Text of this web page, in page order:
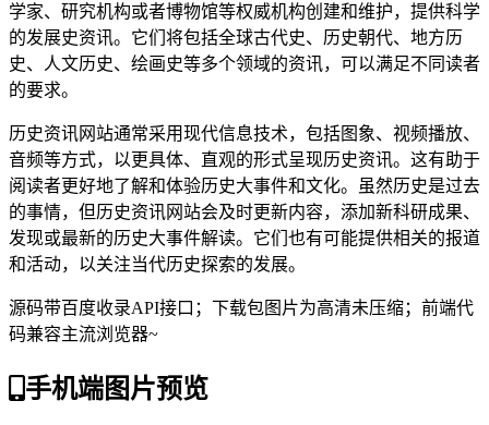
学家、研究机构或者博物馆等权威机构创建和维护，提供科学
的发展史资讯。它们将包括全球古代史、历史朝代、地方历
史、人文历史、绘画史等多个领域的资讯，可以满足不同读者
的要求。
历史资讯网站通常采用现代信息技术，包括图象、视频播放、
音频等方式，以更具体、直观的形式呈现历史资讯。这有助于
阅读者更好地了解和体验历史大事件和文化。虽然历史是过去
的事情，但历史资讯网站会及时更新内容，添加新科研成果、
发现或最新的历史大事件解读。它们也有可能提供相关的报道
和活动，以关注当代历史探索的发展。
源码带百度收录API接口；下载包图片为高清未压缩；前端代
码兼容主流浏览器~
手机端图片预览